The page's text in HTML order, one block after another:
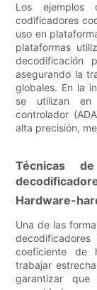
Los
codificadores
uso en
plataformas
decodificación
asegurando la
globales. En la
se utilizan en
controlador
alta precisión,
Técnicas
Hardware-
Una de las
coeficiente de
trabajar
garantizar